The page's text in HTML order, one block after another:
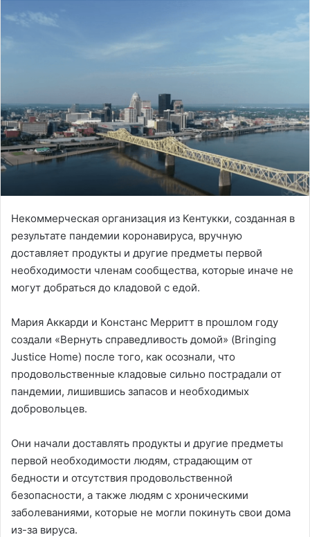
Некоммерческая организация из Кентукки, созданная в
результате пандемии коронавируса, вручную
доставляет продукты и другие предметы первой
необходимости членам сообщества, которые иначе не
могут добраться до кладовой с едой.
Мария Аккарди и Констанс Мерритт в прошлом году
создали «Вернуть справедливость домой» (Bringing
Justice Home) после того, как осознали, что
продовольственные кладовые сильно пострадали от
пандемии, лишившись запасов и необходимых
добровольцев.
Они начали доставлять продукты и другие предметы
первой необходимости людям, страдающим от
бедности и отсутствия продовольственной
безопасности, а также людям с хроническими
заболеваниями, которые не могли покинуть свои дома
из-за вируса.